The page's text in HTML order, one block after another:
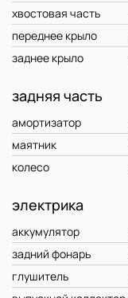
хвостовая часть
переднее крыло
заднее крыло
задняя часть
амортизатор
маятник
колесо
электрика
аккумулятор
задний фонарь
глушитель